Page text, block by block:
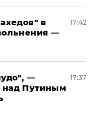
в
—
17:42
—
Путиным
17:37